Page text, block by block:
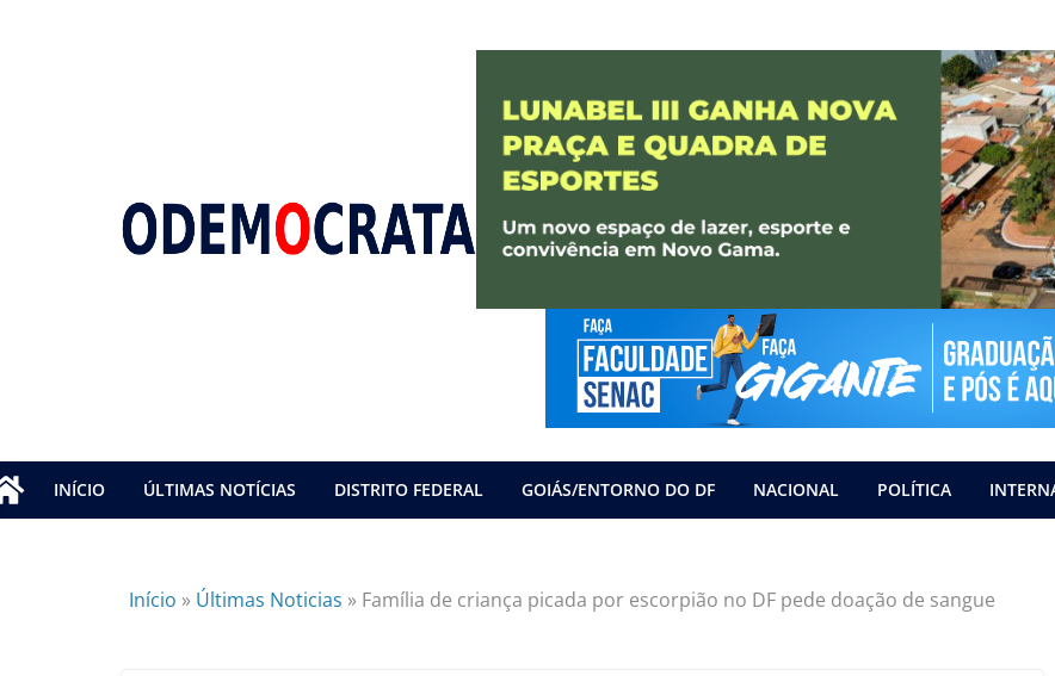
INÍCIO ÚLTIMAS NOTÍCIAS DISTRITO FEDERAL GOIÁS/ENTORNO DO DF NACIONAL POLÍTICA
Início » Últimas Noticias » Família de criança picada por escorpião no DF pede doação de sangue